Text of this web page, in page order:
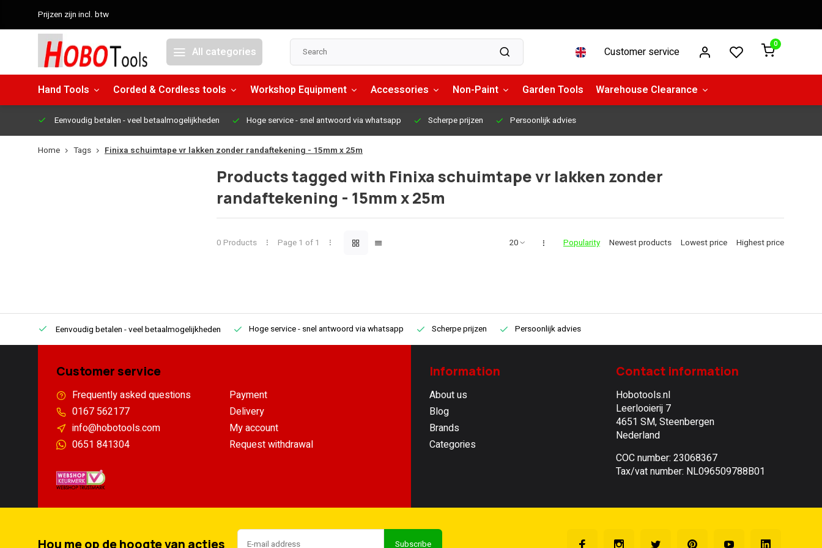
Prijzen zijn incl. btw
All categories Customer service
0
Hand Tools Corded & Cordless tools Workshop Equipment Accessories Non-Paint Garden Tools Warehouse Clearance
Eenvoudig betalen - veel betaalmogelijkheden Hoge service- snel antwoord via whatsapp Scherpe prijzen Persoonlijk advies
Home Tags Finixa schuimtape vr lakken zonder randaftekening - 15mm x 25m
Products tagged with Finixa schuimtape vr lakken zonder
randaftekening - 15mm x 25m
0 Products Page 1 of 1 Popularity Newest products Lowest price Highest price
Eenvoudig betalen - veel betaalmogelijkheden Hoge service- snel antwoord via whatsapp Scherpe prijzen Persoonlijk advies
Customer service
Frequently asked questions
0167 562177
info@hobotools.com
0651 841304
Payment
Delivery
My account
Request withdrawal
Information
About us
Blog
Brands
Categories
Contact information
Hobotools.nl
Leerlooierij 7
4651 SM, Steenbergen
Nederland
COC number: 23068367
Tax/vat number: NL096509788B01
Hou me op de hoogte van acties Subscribe